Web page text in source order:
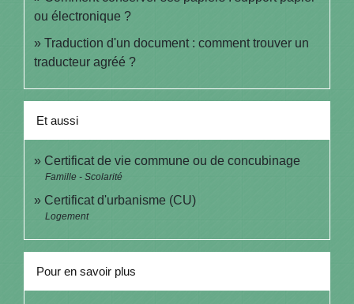
ou électronique ?
Traduction d'un document : comment trouver un
traducteur agréé ?
Et aussi
Certificat de vie commune ou de concubinage
Famille - Scolarité
Certificat d'urbanisme (CU)
Logement
Pour en savoir plus